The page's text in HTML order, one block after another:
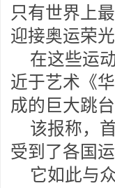
只有世界上
迎接奥运荣光
在这些运
近于艺术《
成的巨大跳
该报称，
受到了各国
它如此与